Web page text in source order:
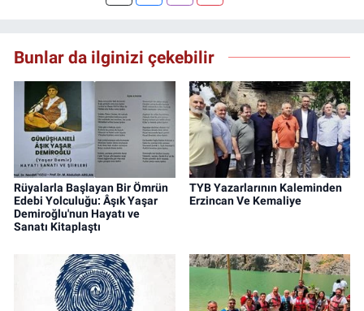
sitesinin Yazı İşleri Müdürlüğünü yürütmekte.
Bunlar da ilginizi çekebilir
Rüyalarla Başlayan Bir Ömrün
Edebi Yolculuğu: Âşık Yaşar
Demiroğlu'nun Hayatı ve
Sanatı Kitaplaştı
TYB Yazarlarının Kaleminden
Erzincan Ve Kemaliye